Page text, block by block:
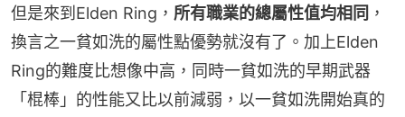
但是來到Elden Ring， 所有職業的總屬性值均相同 ，
換言之一貧如洗的屬性點優勢就沒有了。加上Elden
Ring的難度比想像中高，同時一貧如洗的早期武器
「棍棒」的性能又比以前減弱，以一貧如洗開始真的